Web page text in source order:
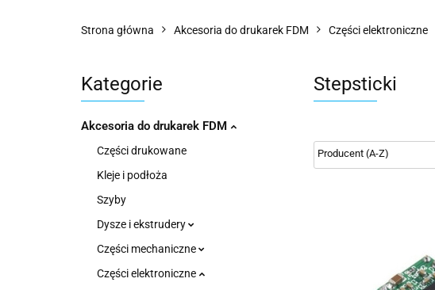
Strona główna Akcesoria do drukarek FDM Części elektroniczne
Kategorie
Akcesoria do drukarek FDM
Części drukowane
Kleje i podłoża
Szyby
Dysze i ekstrudery
Części mechaniczne
Części elektroniczne
Stepsticki